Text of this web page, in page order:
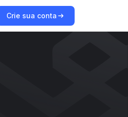
Crie sua conta